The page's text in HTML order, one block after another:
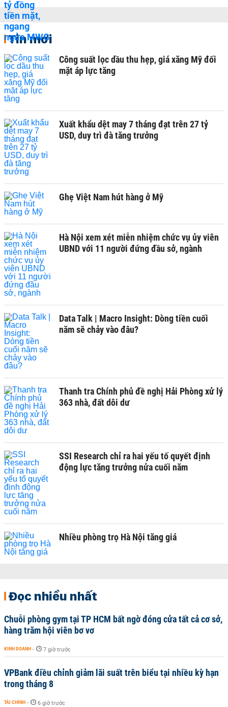
Tin mới
Công suất lọc dầu thu hẹp, giá xăng Mỹ đối
mặt áp lực tăng
Xuất khẩu dệt may 7 tháng đạt trên 27 tỷ
USD, duy trì đà tăng trưởng
Ghẹ Việt Nam hút hàng ở Mỹ
Hà Nội xem xét miễn nhiệm chức vụ ủy viên
UBND với 11 người đứng đầu sở, ngành
Data Talk | Macro Insight: Dòng tiền cuối
năm sẽ chảy vào đâu?
Thanh tra Chính phủ đề nghị Hải Phòng xử lý
363 nhà, đất dôi dư
SSI Research chỉ ra hai yếu tố quyết định
động lực tăng trưởng nửa cuối năm
Nhiều phòng trọ Hà Nội tăng giá
Đọc nhiều nhất
Chuỗi phòng gym tại TP HCM bất ngờ đóng cửa tất cả cơ sở,
hàng trăm hội viên bơ vơ
KINH DOANH - 7 giờ trước
VPBank điều chỉnh giảm lãi suất trên biểu tại nhiều kỳ hạn
trong tháng 8
TÀI CHÍNH - 6 giờ trước